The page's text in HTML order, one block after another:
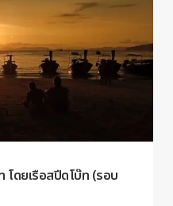
โดยเรือสปีดโบ๊ท (รอบ